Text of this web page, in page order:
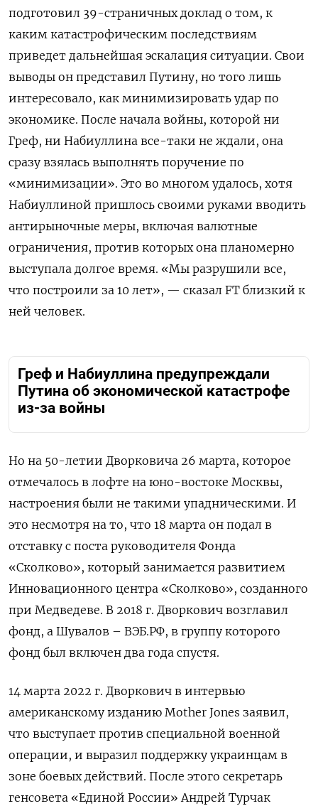
подготовил 39-страничных доклад о том, к
каким катастрофическим последствиям
приведет дальнейшая эскалация ситуации. Свои
выводы он представил Путину, но того лишь
интересовало, как минимизировать удар по
экономике. После начала войны, которой ни
Греф, ни Набиуллина все-таки не ждали, она
сразу взялась выполнять поручение по
«минимизации». Это во многом удалось, хотя
Набиуллиной пришлось своими руками вводить
антирыночные меры, включая валютные
ограничения, против которых она планомерно
выступала долгое время. «Мы разрушили все,
что построили за 10 лет», — сказал FT близкий к
ней человек.
Греф и Набиуллина предупреждали
Путина об экономической катастрофе
из-за войны
Но на 50-летии Дворковича 26 марта, которое
отмечалось в лофте на юно-востоке Москвы,
настроения были не такими упадническими. И
это несмотря на то, что 18 марта он подал в
отставку с поста руководителя Фонда
«Сколково», который занимается развитием
Инновационного центра «Сколково», созданного
при Медведеве. В 2018 г. Дворкович возглавил
фонд, а Шувалов – ВЭБ.РФ, в группу которого
фонд был включен два года спустя.
14 марта 2022 г. Дворкович в интервью
американскому изданию Mother Jones заявил,
что выступает против специальной военной
операции, и выразил поддержку украинцам в
зоне боевых действий. После этого секретарь
генсовета «Единой России» Андрей Турчак